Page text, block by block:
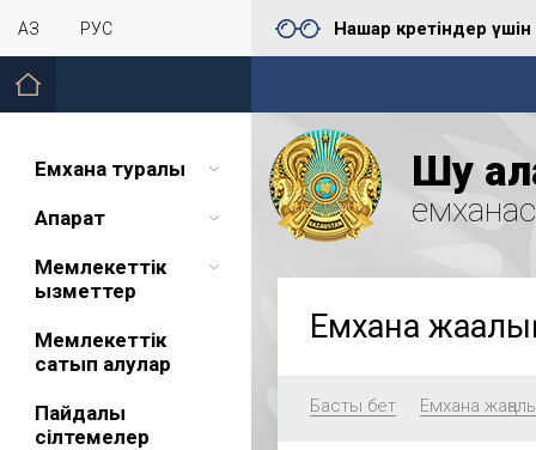
ҚАЗ РУС Нашар көретіндер үшін
Емхана туралы
Ақпарат
Мемлекеттік
қызметтер
Мемлекеттік
сатып алулар
Пайдалы
сілтемелер
Шу
Емхана
Басты бет Емхана